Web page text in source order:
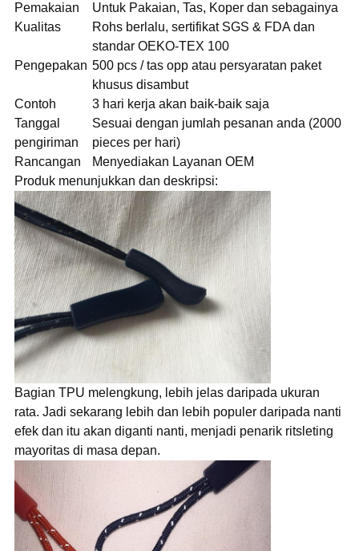
Pemakaian
Untuk Pakaian, Tas, Koper dan sebagainya
Kualitas
Rohs berlalu, sertifikat SGS & FDA dan
standar OEKO-TEX 100
Pengepakan 500 pcs / tas opp atau persyaratan paket
khusus disambut
Contoh
3 hari kerja akan baik-baik saja
Tanggal
pengiriman
Sesuai dengan jumlah pesanan anda (2000
pieces per hari)
Rancangan
Menyediakan Layanan OEM
Produk menunjukkan dan deskripsi:
Bagian TPU melengkung, lebih jelas daripada ukuran
rata. Jadi sekarang lebih dan lebih populer daripada nanti
efek dan itu akan diganti nanti, menjadi penarik ritsleting
mayoritas di masa depan.